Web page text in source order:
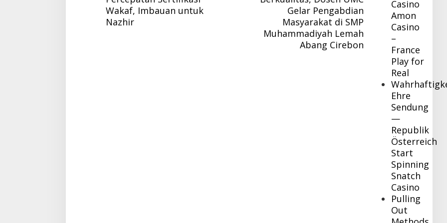
Wakaf, Imbauan untuk
Nazhir
Gelar Pengabdian
Masyarakat di SMP
Muhammadiyah Lemah
Abang Cirebon
Casino
Amon
Casino
–
France
Play for
Real
Ehre
Sendung
—
Republik
Österreich
Start
Spinning
Snatch
Casino
Pulling
Out